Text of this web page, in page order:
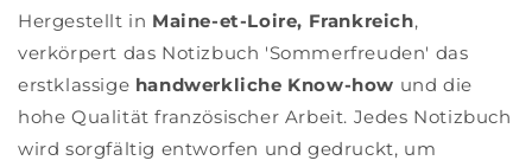
Hergestellt in Maine-et-Loire, Frankreich,
verkörpert das Notizbuch 'Sommerfreuden' das
erstklassige handwerkliche Know-how und die
hohe Qualität französischer Arbeit. Jedes Notizbuch
wird sorgfältig entworfen und gedruckt, um